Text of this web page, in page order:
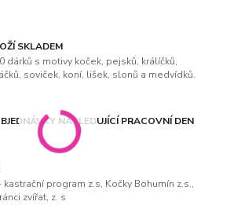
SKLADEM
dárků s motivy koček, pejsků, králíčků,
soviček, koní, lišek, slonů a medvídků.
NÁSLEDUJÍCÍ PRACOVNÍ DEN
kastrační program z.s, Kočky Bohumín z.s.,
zvířat, z. s